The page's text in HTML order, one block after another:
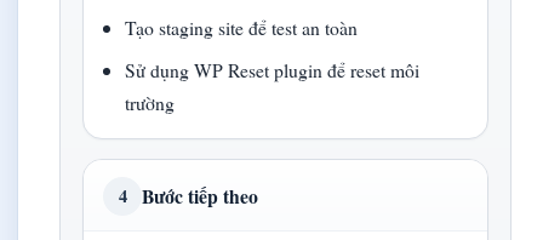
Tạo staging site để test an toàn
Sử dụng WP Reset plugin để reset môi
trường
4 Bước tiếp theo